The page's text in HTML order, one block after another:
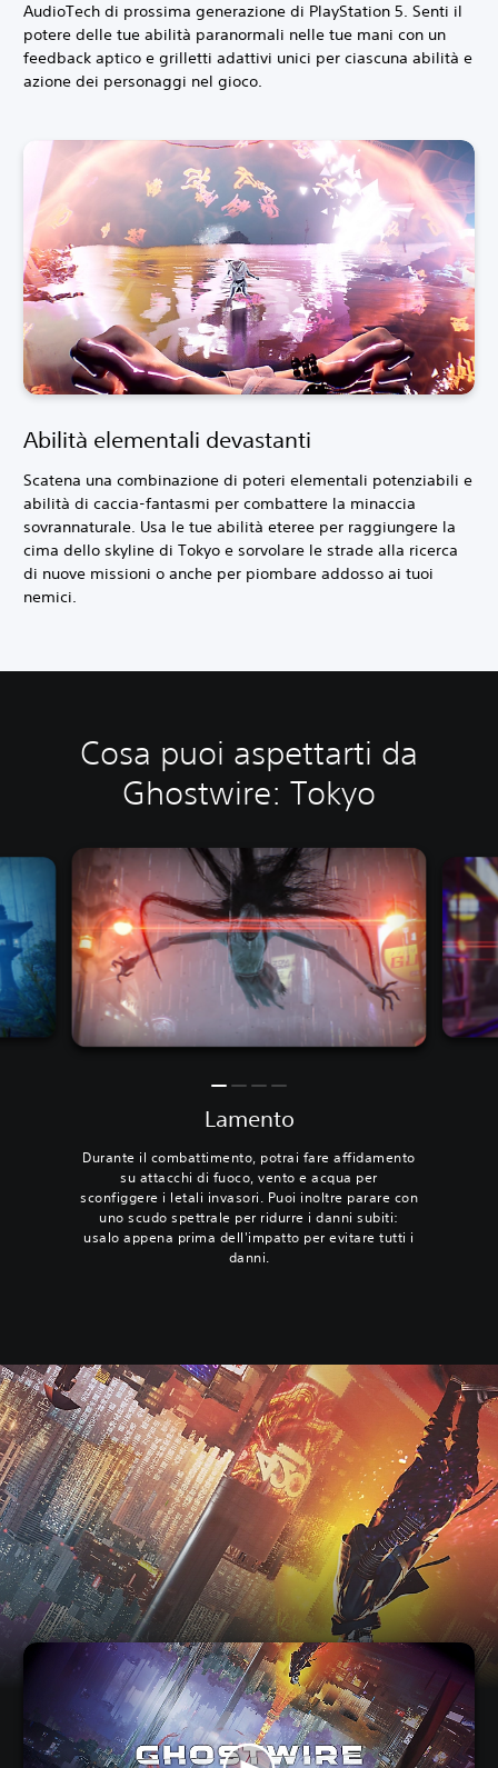
AudioTech di prossima generazione di PlayStation 5. Senti il
potere delle tue abilità paranormali nelle tue mani con un
feedback aptico e grilletti adattivi unici per ciascuna abilità e
azione dei personaggi nel gioco.
Abilità elementali devastanti
Scatena una combinazione di poteri elementali potenziabili e
abilità di caccia-fantasmi per combattere la minaccia
sovrannaturale. Usa le tue abilità eteree per raggiungere la
cima dello skyline di Tokyo e sorvolare le strade alla ricerca
di nuove missioni o anche per piombare addosso ai tuoi
nemici.
Cosa puoi aspettarti da
Ghostwire: Tokyo
Lamento
Durante il combattimento, potrai fare affidamento
su attacchi di fuoco, vento e acqua per
sconfiggere i letali invasori. Puoi inoltre parare con
uno scudo spettrale per ridurre i danni subiti:
usalo appena prima dell'impatto per evitare tutti i
danni.